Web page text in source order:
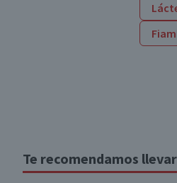
Te recomendamos llevar